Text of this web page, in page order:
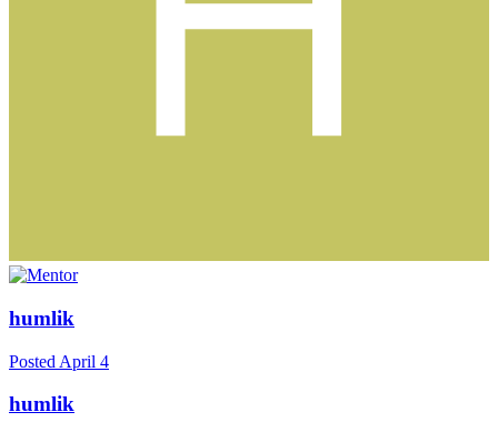
humlik
Posted April 4
humlik